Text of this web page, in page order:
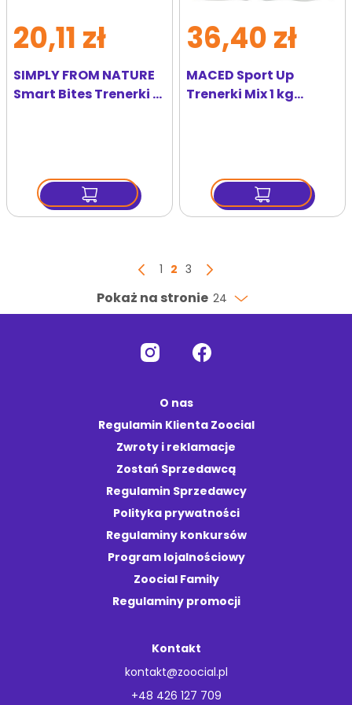
SIMPLY FROM NATURE
Smart Bites Trenerki z
20,11 zł
MACED Sport Up
Trenerki Mix 1 kg
36,40 zł
StronaStrona
Poprzedni
Strona
1 Aktualnie czytasz stronę
2 Strona
3
Pokaż na stronie 24
O nas
Regulamin Klienta Zoocial
Zwroty i reklamacje
Zostań Sprzedawcą
Regulamin Sprzedawcy
Polityka prywatności
Regulaminy konkursów
Program lojalnościowy
Zoocial Family
Regulaminy promocji
Kontakt
kontakt@zoocial.pl
+48 426 127 709